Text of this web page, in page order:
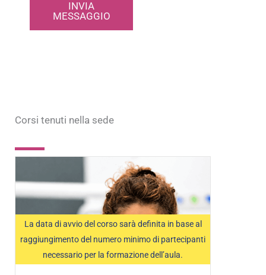
INVIA
MESSAGGIO
Corsi tenuti nella sede
La data di avvio del corso sarà definita in base al
raggiungimento del numero minimo di partecipanti
necessario per la formazione dell’aula.